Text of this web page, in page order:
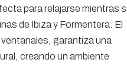
para relajarse mientras
de Ibiza y Formentera. El
garantiza una
creando un ambiente